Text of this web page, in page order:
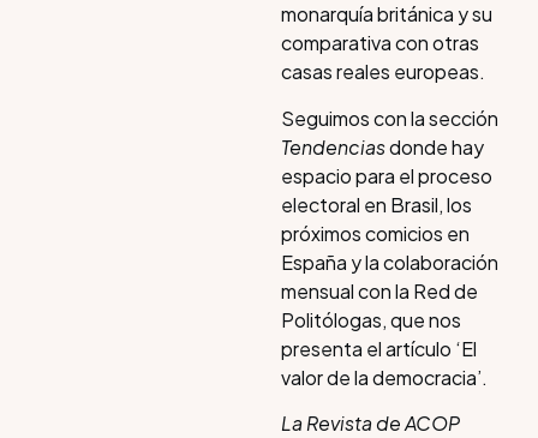
monarquía británica y su
comparativa con otras
casas reales europeas.
Seguimos con la sección
Tendenciasdonde hay
espacio para el proceso
electoral en Brasil, los
próximos comicios en
España y la colaboración
mensual con la Red de
Politólogas, que nos
presenta el artículo ‘El
valor de la democracia’.
La Revista de ACOP